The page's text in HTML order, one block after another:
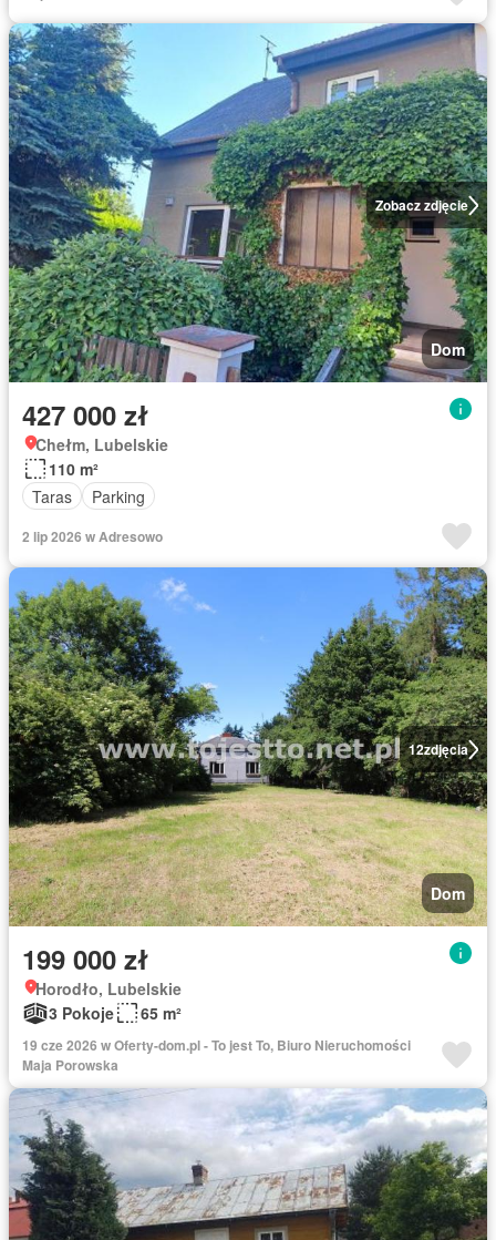
Zobacz zdjęcie
Dom
427 000 zł
Chełm, Lubelskie
110 m²
Taras
Parking
2 lip 2026 w Adresowo
12zdjęcia
Dom
199 000 zł
Horodło, Lubelskie
3 Pokoje
65 m²
19 cze 2026 w Oferty-dom.pl - To jest To, Biuro Nieruchomości
Maja Porowska